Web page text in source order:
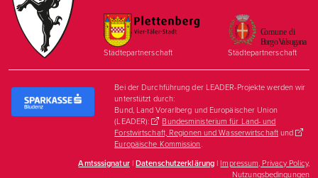
Städtepartnerschaft Städtepartnerschaft
Bei der Durchführung der LEADER-Projekte werden wir
unterstützt durch:
Bund, Land Vorarlberg und Europäischer Union
(LEADER):
Bundesministerium für Land- und
Forstwirtschaft, Regionen und Wasserwirtschaftund
Europäische Kommission
Amtsssignatur|Datenschutzerklärung | Impressum, Privacy Policy,
Nutzungsbedingungen